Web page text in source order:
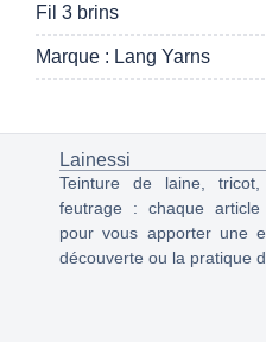
Fil 3 brins
Marque : Lang Yarns
Lainessi
Teinture de laine, tricot,
feutrage : chaque
pour vous apporter une
découverte ou la pratique